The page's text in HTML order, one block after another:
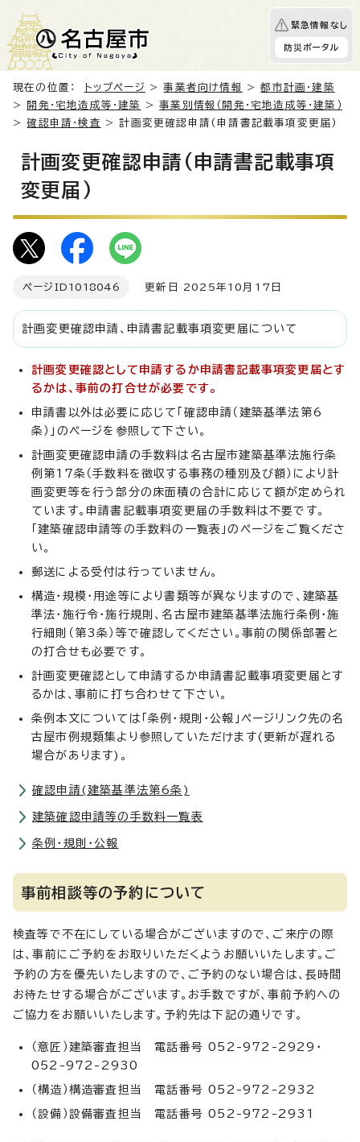
緊急情報なし
防災ポータル
現在の位置： トップページ >事業者向け情報 >都市計画・建築
>
開発・宅地造成等・建築 >事業別情報（開発・宅地造成等・建築）
>確認申請・検査 > 計画変更確認申請(申請書記載事項変更届)
計画変更確認申請(申請書記載事項
変更届)
ページID 1018046 更新日 2025年10月17日
計画変更確認申請、申請書記載事項変更届について
計画変更確認として申請するか申請書記載事項変更届とす
るかは、事前の打合せが必要です。
申請書以外は必要に応じて「確認申請（建築基準法第6
条）」のページを参照して下さい。
計画変更確認申請の手数料は名古屋市建築基準法施行条
例第17条（手数料を徴収する事務の種別及び額）により計
画変更等を行う部分の床面積の合計に応じて額が定められ
ています。申請書記載事項変更届の手数料は不要です。
「建築確認申請等の手数料の一覧表」のページをご覧くださ
い。
郵送による受付は行っていません。
構造・規模・用途等により書類等が異なりますので、建築基
準法・施行令・施行規則、名古屋市建築基準法施行条例・施
行細則（第3条）等で確認してください。事前の関係部署と
の打合せも必要です。
計画変更確認として申請するか申請書記載事項変更届とす
るかは、事前に打ち合わせて下さい。
条例本文については「条例・規則・公報」ページリンク先の名
古屋市例規類集より参照していただけます(更新が遅れる
場合があります)。
確認申請(建築基準法第6条)
建築確認申請等の手数料一覧表
条例・規則・公報
事前相談等の予約について
検査等で不在にしている場合がございますので、ご来庁の際
は、事前にご予約をお取りいただくようお願いいたします。ご
予約の方を優先いたしますので、ご予約のない場合は、長時間
お待たせする場合がございます。お手数ですが、事前予約への
ご協力をお願いいたします。予約先は下記の通りです。
（意匠）建築審査担当 電話番号 052-972-2929・
052-972-2930
（構造）構造審査担当 電話番号 052-972-2932
（設備）設備審査担当 電話番号 052-972-2931